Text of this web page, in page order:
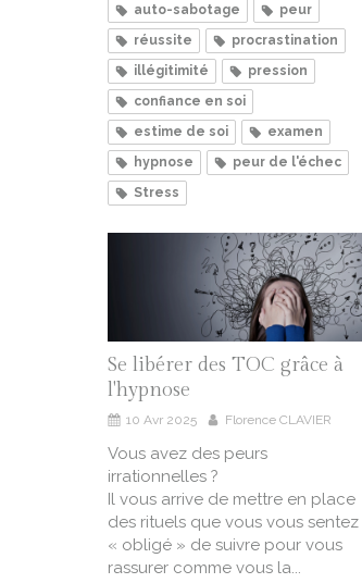
auto-sabotage
peur
réussite
procrastination
illégitimité
pression
confiance en soi
estime de soi
examen
hypnose
peur de l'échec
Stress
Se libérer des TOC grâce à
l'hypnose
10 Avr 2025 Florence CLAVIER
Vous avez des peurs
irrationnelles ?
Il vous arrive de mettre en place
des rituels que vous vous sentez
« obligé » de suivre pour vous
rassurer comme vous la...